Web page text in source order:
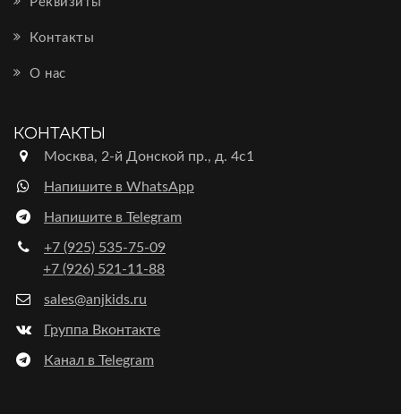
Контакты
О нас
КОНТАКТЫ
Москва, 2-й Донской пр., д. 4с1
Напишите в WhatsApp
Напишите в Telegram
+7 (925) 535-75-09
+7 (926) 521-11-88
sales@anjkids.ru
Группа Вконтакте
Канал в Telegram